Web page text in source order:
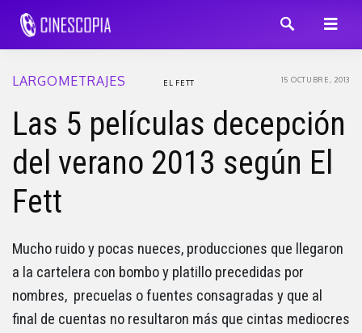
LARGOMETRAJES 15 OCTUBRE, 2013
EL FETT
Las 5 películas decepción
del verano 2013 según El
Fett
Mucho ruido y pocas nueces, producciones que llegaron
a la cartelera con bombo y platillo precedidas por
nombres, precuelas o fuentes consagradas y que al
final de cuentas no resultaron más que cintas mediocres